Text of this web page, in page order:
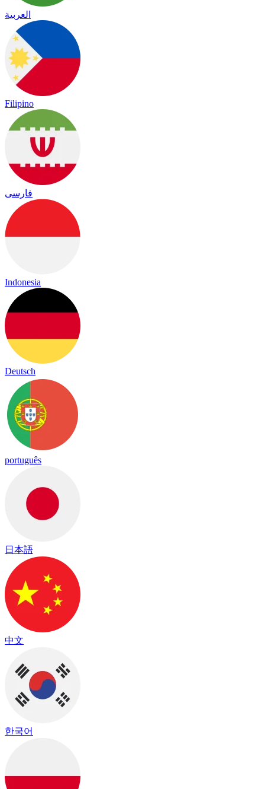
العربية
Filipino
فارسی
Indonesia
Deutsch
português
日本語
中文
한국어